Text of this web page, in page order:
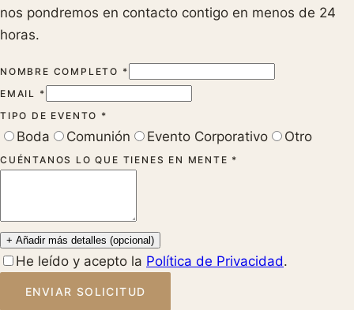
nos pondremos en contacto contigo en menos de 24
horas.
NOMBRE COMPLETO *
EMAIL *
TIPO DE EVENTO *
Boda Comunión Evento Corporativo Otro
CUÉNTANOS LO QUE TIENES EN MENTE *
+ Añadir más detalles (opcional)
He leído y acepto la Política de Privacidad.
ENVIAR SOLICITUD